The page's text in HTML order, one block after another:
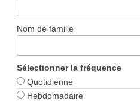
Nom de famille
Sélectionner la fréquence
Quotidienne
Hebdomadaire